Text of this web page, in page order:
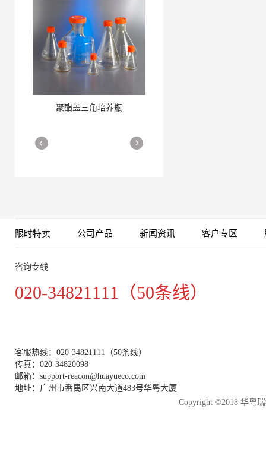
聚酯盖三角培养瓶
细胞培养瓶
More
限时特卖 公司产品 新闻资讯 客户专区
咨询专线
020-34821111（50条线）
客服热线：020-34821111（50条线）
传真：020-34820098
邮箱：support-reacon@huayueco.com
地址：广州市番禺区兴南大道483号华粤大厦
Copyright ©2018 华粤